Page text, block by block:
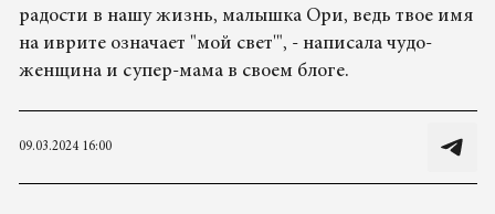
радости в нашу жизнь, малышка Ори, ведь твое имя
на иврите означает "мой свет'", - написала чудо-
женщина и супер-мама в своем блоге.
09.03.2024 16:00